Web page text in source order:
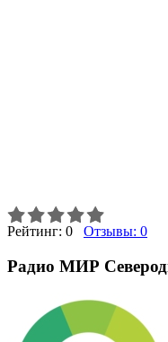
Рейтинг: 0 Отзывы: 0
Радио МИР